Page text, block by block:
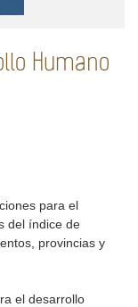
Humano
para el
del índice de
provincias y
el desarrollo